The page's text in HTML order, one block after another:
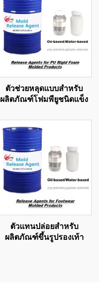
ตัวช่วยหลุดแบบสำหรับ
ผลิตภัณฑ์โฟมพียูชนิดแข็ง
ตัวแทนปล่อยสำหรับ
ผลิตภัณฑ์ขึ้นรูปรองเท้า